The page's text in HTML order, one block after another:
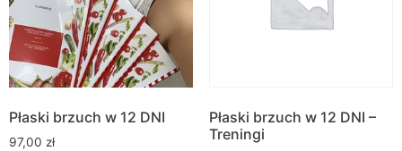
Płaski brzuch w 12 DNI
97,00 zł
Płaski brzuch w 12 DNI –
Treningi